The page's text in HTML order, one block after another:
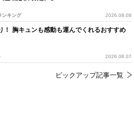
ンキング 2026.08.08
！ 胸キュンも感動も運んでくれるおすすめ
2026.08.07
ピックアップ記事一覧